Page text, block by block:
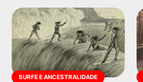
km/h em Itanhaém.
SURFE E ANCESTRALIDADE